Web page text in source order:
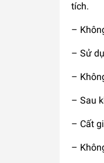
tích.
–
– Sử
–
– Sau
– Cất
–